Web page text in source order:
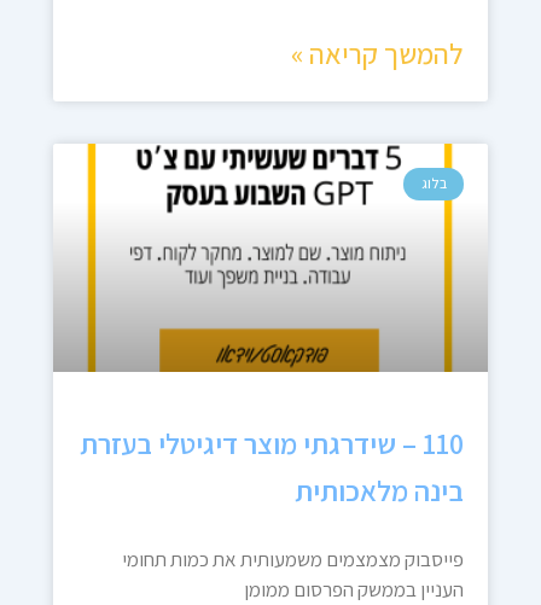
להמשך קריאה »
בלוג
110 – שידרגתי מוצר דיגיטלי בעזרת
בינה מלאכותית
פייסבוק מצמצמים משמעותית את כמות תחומי
העניין בממשק הפרסום ממומן